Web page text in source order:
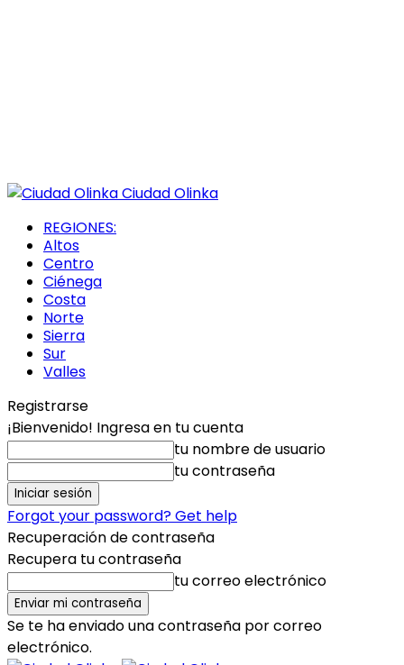
Ciudad Olinka
REGIONES:
Altos
Centro
Ciénega
Costa
Norte
Sierra
Sur
Valles
Registrarse
¡Bienvenido! Ingresa en tu cuenta
tu nombre de usuario
tu contraseña
Forgot your password? Get help
Recuperación de contraseña
Recupera tu contraseña
tu correo electrónico
Se te ha enviado una contraseña por correo
electrónico.